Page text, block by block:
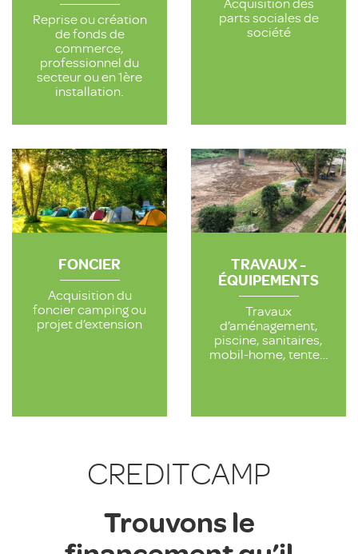
Reprise ou création
de fonds de
commerce,
professionnel du
secteur ou en 1ère
installation.
Acquisition des
parts sociales de
société
FONCIER
Acquisition du
foncier camping ou
projet d’extension
TRAVAUX -
ÉQUIPEMENTS
Travaux
d’aménagement,
piscine, sanitaires,
mobil-home, tente…
CREDITCAMP
Trouvons le